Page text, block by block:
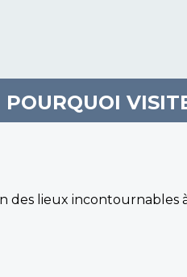
POURQUOI
des lieux